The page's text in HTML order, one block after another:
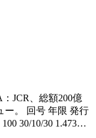
JCR、総額200億
ー。 回号 年限 発行
30/10/30 1.473…